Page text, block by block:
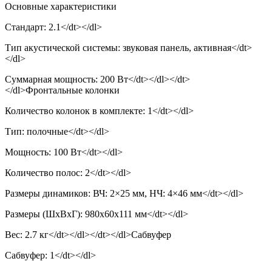
Основные характеристики
Стандарт: 2.1</dt></dl>
Тип акустической системы: звуковая панель, активная</dt>
</dl>
Суммарная мощность: 200 Вт</dt></dl></dt>
</dl>Фронтальные колонки
Количество колонок в комплекте: 1</dt></dl>
Тип: полочные</dt></dl>
Мощность: 100 Вт</dt></dl>
Количество полос: 2</dt></dl>
Размеры динамиков: ВЧ: 2×25 мм, НЧ: 4×46 мм</dt></dl>
Размеры (ШхВхГ): 980x60x111 мм</dt></dl>
Вес: 2.7 кг</dt></dl></dt></dl>Сабвуфер
Сабвуфер: 1</dt></dl>